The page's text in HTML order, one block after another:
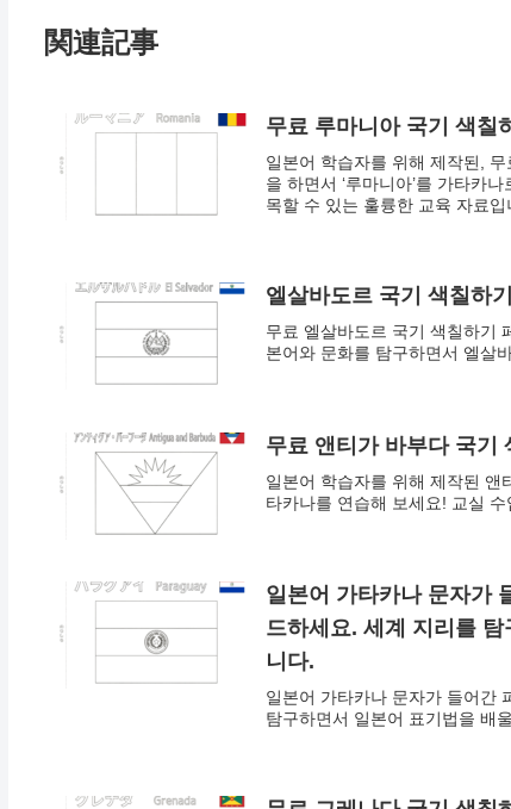
関連記事
무료 루마니아 국기 색칠
일본어 학습자를 위해 제작된,
을 하면서 ‘루마니아’를 가타카
목할 수 있는 훌륭한 교육 자료입
엘살바도르 국기 색칠하
무료 엘살바도르 국기 색칠하기
본어와 문화를 탐구하면서 엘살
무료 앤티가 바부다 국기
일본어 학습자를 위해 제작된 앤
타카나를 연습해 보세요! 교실
일본어 가타카나 문자가
드하세요. 세계 지리를
니다.
일본어 가타카나 문자가 들어간
탐구하면서 일본어 표기법을 배